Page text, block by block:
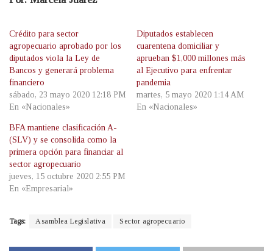
Crédito para sector
agropecuario aprobado por los
diputados viola la Ley de
Bancos y generará problema
financiero
sábado, 23 mayo 2020 12:18 PM
En «Nacionales»
Diputados establecen
cuarentena domiciliar y
aprueban $1,000 millones más
al Ejecutivo para enfrentar
pandemia
martes, 5 mayo 2020 1:14 AM
En «Nacionales»
BFA mantiene clasificación A-
(SLV) y se consolida como la
primera opción para financiar al
sector agropecuario
jueves, 15 octubre 2020 2:55 PM
En «Empresarial»
Tags: Asamblea Legislativa Sector agropecuario